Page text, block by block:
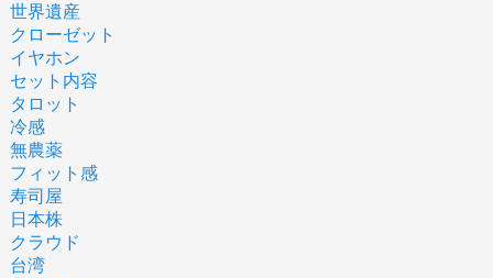
世界遺産
クローゼット
イヤホン
セット内容
タロット
冷感
無農薬
フィット感
寿司屋
日本株
クラウド
台湾